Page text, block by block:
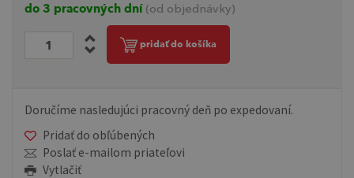
do 3 pracovných dní (od objednávky)
pridať do košíka
Doručíme nasledujúci pracovný deň po expedovaní.
Pridať do obľúbených
Poslať e-mailom priateľovi
Vytlačiť